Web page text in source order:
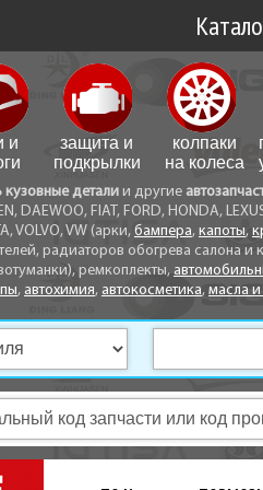
и
защита и
подкрылки
колпаки
на колеса
кузовные детали и другие
DAEWOO, FIAT, FORD, HONDA,
VOLVO, VW (арки, бампера, капоты,
радиаторов обогрева салона и
ремкоплекты,
, автохимия, автокосметика, масла